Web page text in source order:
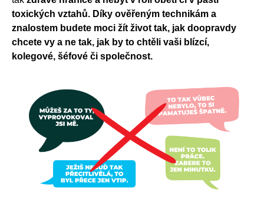
toxických vztahů. Díky ověřeným technikám a
znalostem budete moci žít život tak, jak doopravdy
chcete vy a ne tak, jak by to chtěli vaši blízcí,
kolegové, šéfové či společnost.